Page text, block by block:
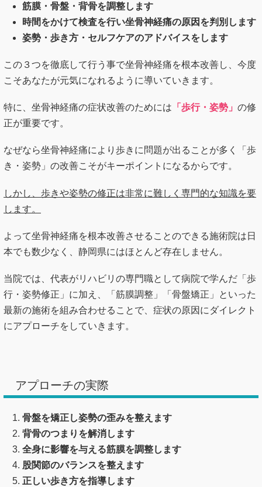
筋膜・骨盤・背骨を調整します
時間をかけて検査を行い坐骨神経痛の原因を判別します
姿勢・歩き方・セルフケアのアドバイスをします
この３つを徹底して行う事で坐骨神経痛を根本改善し、今度
こそあなたが元気になれるように導いていきます。
特に、坐骨神経痛の症状改善のためには 「歩行・姿勢」 の修
正が重要です。
なぜなら坐骨神経痛により歩きに問題が出ることが多く「歩
き・姿勢」の改善こそがキーポイントになるからです。
しかし、歩きや姿勢の修正は非常に難しく専門的な知識を要
します。
よって坐骨神経痛を根本改善させることのできる施術院は日
本でも数少なく、静岡県にはほとんど存在しません。
当院では、代表がリハビリの専門職として病院で学んだ「歩
行・姿勢修正」に加え、「筋膜調整」「骨盤矯正」といった
最新の施術を組み合わせることで、症状の原因にダイレクト
にアプローチをしていきます。
アプローチの実際
骨盤を矯正し姿勢の歪みを整えます
背骨のつまりを解消します
全身に影響を与える筋膜を調整します
股関節のバランスを整えます
正しい歩き方を指導します